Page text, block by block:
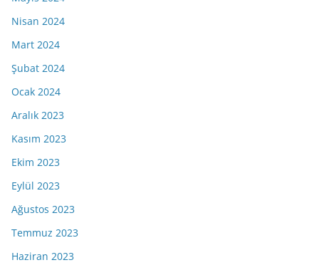
Nisan 2024
Mart 2024
Şubat 2024
Ocak 2024
Aralık 2023
Kasım 2023
Ekim 2023
Eylül 2023
Ağustos 2023
Temmuz 2023
Haziran 2023